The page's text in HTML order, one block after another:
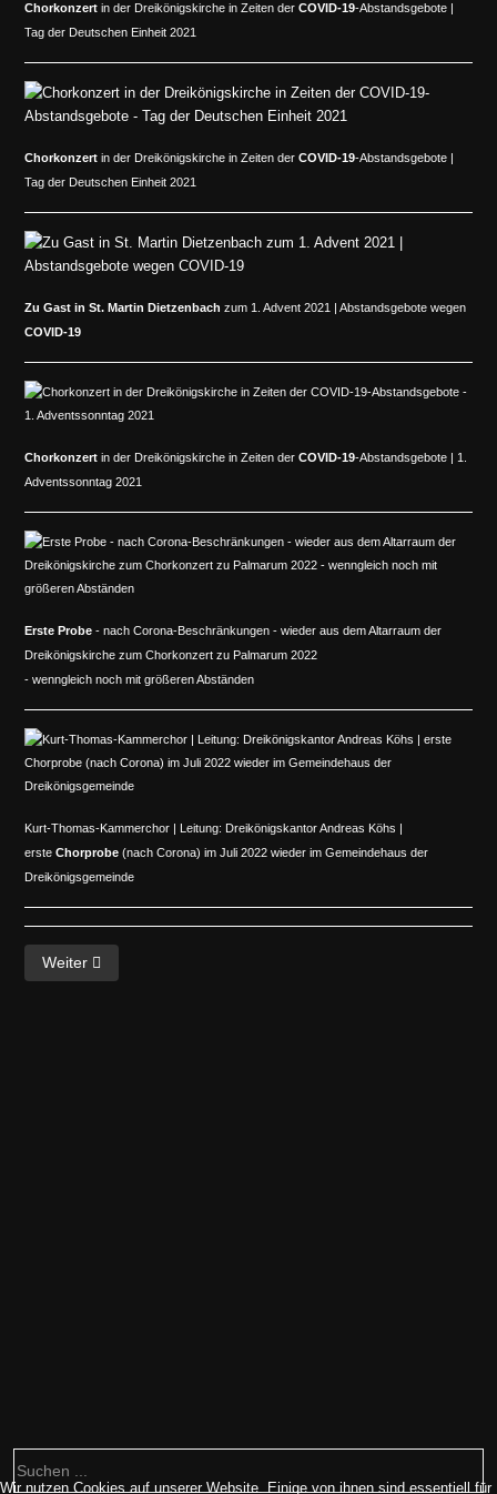
Chorkonzert in der Dreikönigskirche in Zeiten der COVID-19-Abstandsgebote |
Tag der Deutschen Einheit 2021
Chorkonzert in der Dreikönigskirche in Zeiten der COVID-19-Abstandsgebote |
Tag der Deutschen Einheit 2021
Zu Gast in St. Martin Dietzenbach zum 1. Advent 2021 | Abstandsgebote wegen
COVID-19
Chorkonzert in der Dreikönigskirche in Zeiten der COVID-19-Abstandsgebote | 1.
Adventssonntag 2021
Erste Probe - nach Corona-Beschränkungen - wieder aus dem Altarraum der
Dreikönigskirche zum Chorkonzert zu Palmarum 2022
- wenngleich noch mit größeren Abständen
Kurt-Thomas-Kammerchor | Leitung: Dreikönigskantor Andreas Köhs |
erste Chorprobe (nach Corona) im Juli 2022 wieder im Gemeindehaus der
Dreikönigsgemeinde
Nächster Beitrag: About us
Weiter
Wir nutzen Cookies auf unserer Website. Einige von ihnen sind essentiell für